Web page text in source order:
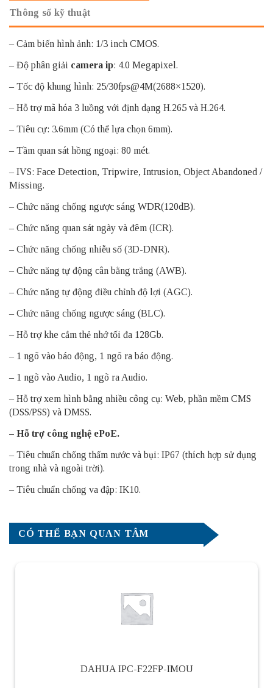
Thông số kỹ thuật
– Cảm biến hình ảnh: 1/3 inch CMOS.
– Độ phân giải camera ip: 4.0 Megapixel.
– Tốc độ khung hình: 25/30fps@4M(2688×1520).
– Hỗ trợ mã hóa 3 luồng với định dạng H.265 và H.264.
– Tiêu cự: 3.6mm (Có thể lựa chọn 6mm).
– Tầm quan sát hồng ngoại: 80 mét.
– IVS: Face Detection, Tripwire, Intrusion, Object Abandoned /
Missing.
– Chức năng chống ngược sáng WDR(120dB).
– Chức năng quan sát ngày và đêm (ICR).
– Chức năng chống nhiễu số (3D-DNR).
– Chức năng tự động cân bằng trắng (AWB).
– Chức năng tự động điều chỉnh độ lợi (AGC).
– Chức năng chống ngược sáng (BLC).
– Hỗ trợ khe cắm thẻ nhớ tối đa 128Gb.
– 1 ngõ vào báo động, 1 ngõ ra báo động.
– 1 ngõ vào Audio, 1 ngõ ra Audio.
– Hỗ trợ xem hình bằng nhiều công cụ: Web, phần mềm CMS
(DSS/PSS) và DMSS.
– Hỗ trợ công nghệ ePoE.
– Tiêu chuẩn chống thấm nước và bụi: IP67 (thích hợp sử dụng
trong nhà và ngoài trời).
– Tiêu chuẩn chống va đập: IK10.
CÓ THỂ BẠN QUAN TÂM
DAHUA IPC-F22FP-IMOU